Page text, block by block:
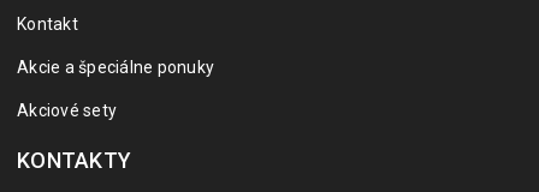
Kontakt
Akcie a špeciálne ponuky
Akciové sety
KONTAKTY